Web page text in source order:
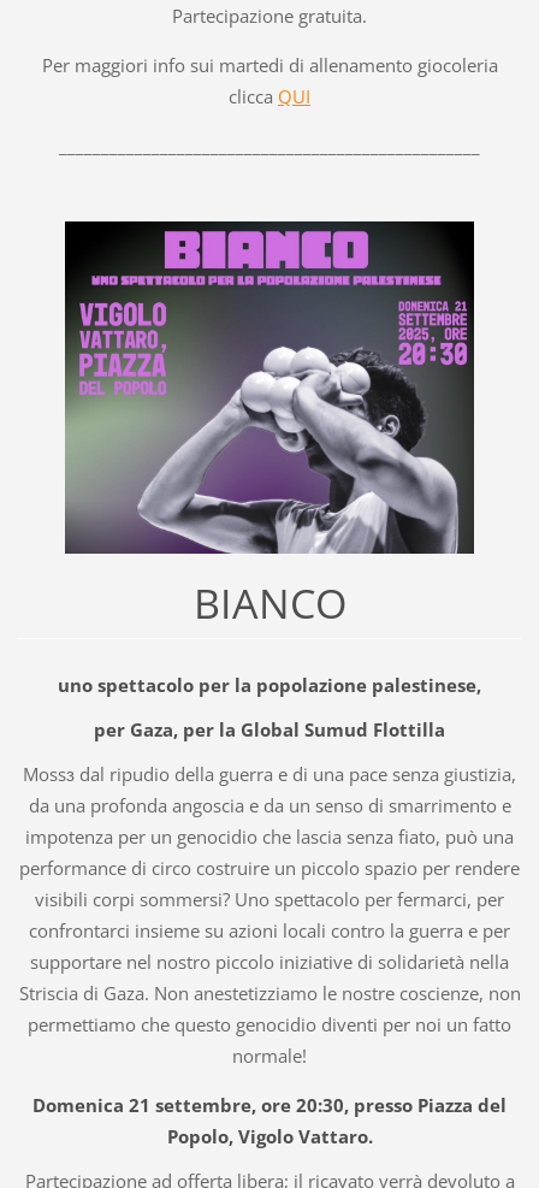
Partecipazione gratuita.
Per maggiori info sui martedi di allenamento giocoleria
clicca QUI
BIANCO
uno spettacolo per la popolazione palestinese,
per Gaza, per la Global Sumud Flottilla
Mossɜ dal ripudio della guerra e di una pace senza giustizia,
da una profonda angoscia e da un senso di smarrimento e
impotenza per un genocidio che lascia senza fiato, può una
performance di circo costruire un piccolo spazio per rendere
visibili corpi sommersi? Uno spettacolo per fermarci, per
confrontarci insieme su azioni locali contro la guerra e per
supportare nel nostro piccolo iniziative di solidarietà nella
Striscia di Gaza. Non anestetizziamo le nostre coscienze, non
permettiamo che questo genocidio diventi per noi un fatto
normale!
Domenica 21 settembre, ore 20:30, presso Piazza del
Popolo, Vigolo Vattaro.
Partecipazione ad offerta libera; il ricavato verrà devoluto a